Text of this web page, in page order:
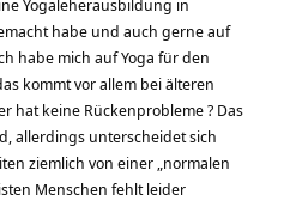
Yogaleherausbildung in
habe und auch gerne auf
habe mich auf Yoga für den
kommt vor allem bei älteren
hat keine Rückenprobleme ? Das
allerdings unterscheidet sich
ziemlich von einer „normalen
Menschen fehlt leider